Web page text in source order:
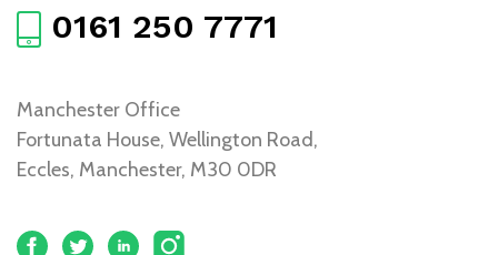
0161 250 7771
Manchester Office
Fortunata House, Wellington Road,
Eccles, Manchester, M30 0DR